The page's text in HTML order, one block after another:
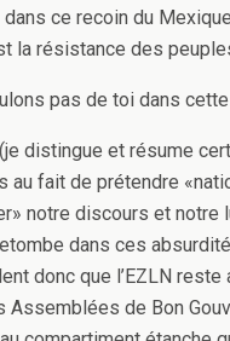
ce recoin du
la résistance des
pas de toi dans cette
distingue et résume
au fait de prétendre
notre discours et notre
dans ces
donc que l’EZLN reste
Assemblées de Bon